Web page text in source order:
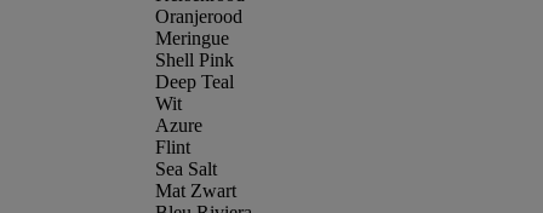
Oranjerood
Meringue
Shell Pink
Deep Teal
Wit
Azure
Flint
Sea Salt
Mat Zwart